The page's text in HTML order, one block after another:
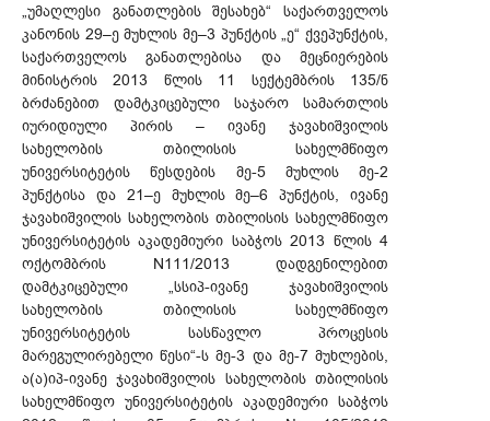
„უმაღლესი განათლების შესახებ“ საქართველოს
კანონის 29–ე მუხლის მე–3 პუნქტის „ე“ ქვეპუნქტის,
საქართველოს განათლებისა და მეცნიერების
მინისტრის 2013 წლის 11 სექტემბრის 135/ნ
ბრძანებით დამტკიცებული საჯარო სამართლის
იურიდიული პირის – ივანე ჯავახიშვილის
სახელობის თბილისის სახელმწიფო
უნივერსიტეტის წესდების მე-5 მუხლის მე-2
პუნქტისა და 21–ე მუხლის მე–6 პუნქტის, ივანე
ჯავახიშვილის სახელობის თბილისის სახელმწიფო
უნივერსიტეტის აკადემიური საბჭოს 2013 წლის 4
ოქტომბრის N111/2013 დადგენილებით
დამტკიცებული „სსიპ-ივანე ჯავახიშვილის
სახელობის თბილისის სახელმწიფო
უნივერსიტეტის სასწავლო პროცესის
მარეგულირებელი წესი“-ს მე-3 და მე-7 მუხლების,
ა(ა)იპ-ივანე ჯავახიშვილის სახელობის თბილისის
სახელმწიფო უნივერსიტეტის აკადემიური საბჭოს